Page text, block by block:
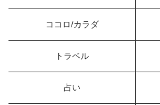
ココロ/カラダ
トラベル
占い